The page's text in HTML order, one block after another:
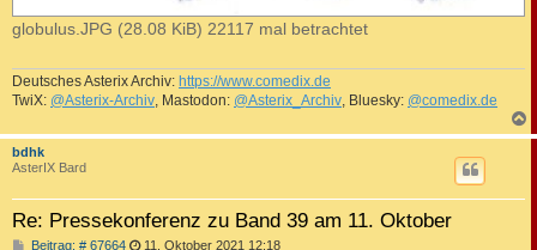
globulus.JPG (28.08 KiB) 22117 mal betrachtet
Deutsches Asterix Archiv: https://www.comedix.de
TwiX: @Asterix-Archiv, Mastodon: @Asterix_Archiv, Bluesky: @comedix.de
a
bdhk
AsterIX Bard
Re: Pressekonferenz zu Band 39 am 11. Oktober
Beitrag: # 67664B 11. Oktober 2021 12:18